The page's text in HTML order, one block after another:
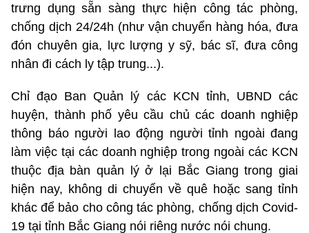
trưng dụng sẵn sàng thực hiện công tác phòng,
chống dịch 24/24h (như vận chuyển hàng hóa, đưa
đón chuyên gia, lực lượng y sỹ, bác sĩ, đưa công
nhân đi cách ly tập trung...).
Chỉ đạo Ban Quản lý các KCN tỉnh, UBND các
huyện, thành phố yêu cầu chủ các doanh nghiệp
thông báo người lao động người tỉnh ngoài đang
làm việc tại các doanh nghiệp trong ngoài các KCN
thuộc địa bàn quản lý ở lại Bắc Giang trong giai
hiện nay, không di chuyển về quê hoặc sang tỉnh
khác để bảo cho công tác phòng, chống dịch Covid-
19 tại tỉnh Bắc Giang nói riêng nước nói chung.